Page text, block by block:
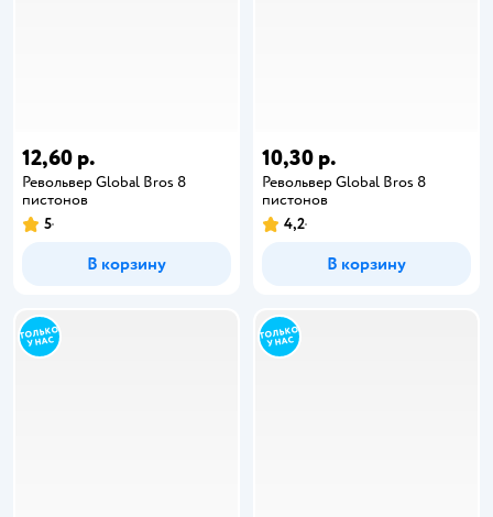
12,60 р.
Револьвер Global Bros 8
пистонов
5
В корзину
10,30 р.
Револьвер Global Bros 8
пистонов
4,2
В корзину